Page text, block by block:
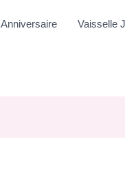
Anniversaire Vaisselle